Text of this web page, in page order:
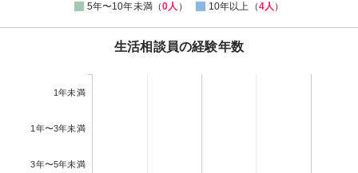
5年〜10年未満（0人 ） 10年以上（4人 ）
生活相談員の経験年数
1年未満
1年〜3年未満
3年〜5年未満